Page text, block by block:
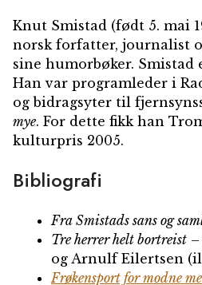
Knut Smistad (født 5. mai
norsk forfatter, journalist
sine humorbøker. Smistad
Han var programleder i
og bidragsyter til
mye. For dette fikk han
kulturpris 2005.
Bibliografi
Fra Smistads sans og
Tre herrer helt bortreist
og Arnulf Eilertsen
Frøkensport for modne